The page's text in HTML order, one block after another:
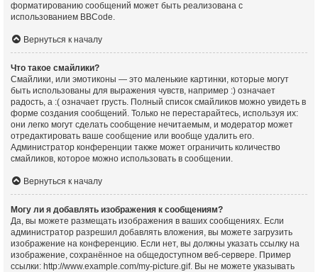
форматированию сообщений может быть реализована с
использованием BBCode.
Вернуться к началу
Что такое смайлики?
Смайлики, или эмотиконы — это маленькие картинки, которые могут
быть использованы для выражения чувств, например :) означает
радость, а :( означает грусть. Полный список смайликов можно увидеть в
форме создания сообщений. Только не перестарайтесь, используя их:
они легко могут сделать сообщение нечитаемым, и модератор может
отредактировать ваше сообщение или вообще удалить его.
Администратор конференции также может ограничить количество
смайликов, которое можно использовать в сообщении.
Вернуться к началу
Могу ли я добавлять изображения к сообщениям?
Да, вы можете размещать изображения в ваших сообщениях. Если
администратор разрешил добавлять вложения, вы можете загрузить
изображение на конференцию. Если нет, вы должны указать ссылку на
изображение, сохранённое на общедоступном веб-сервере. Пример
ссылки: http://www.example.com/my-picture.gif. Вы не можете указывать